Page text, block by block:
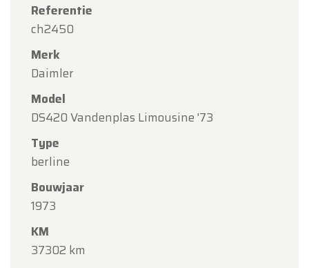
Referentie
ch2450
Merk
Daimler
Model
DS420 Vandenplas Limousine '73
Type
berline
Bouwjaar
1973
KM
37302 km